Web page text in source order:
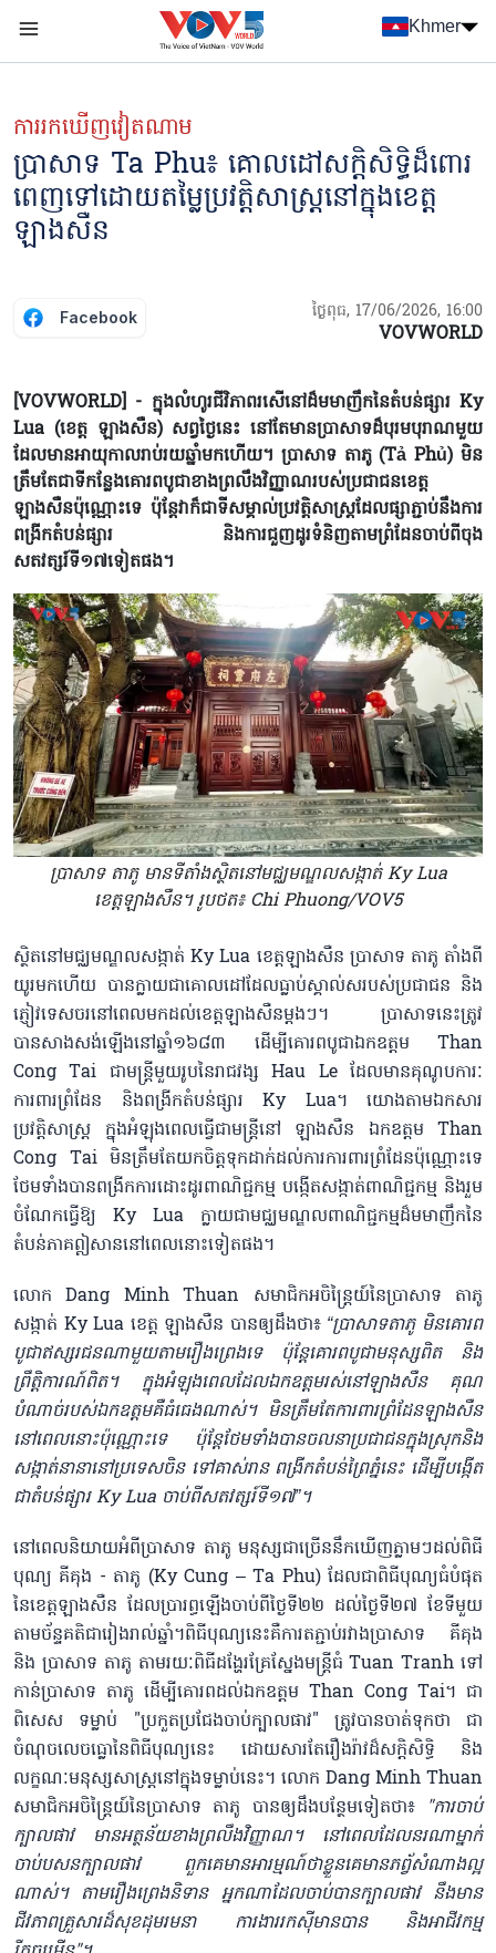
Nhảy đến nội dung
Khmer
ការរកឃើញវៀតណាម
ប្រាសាទ Ta Phu៖ គោលដៅសក្តិសិទ្ធិដ៏ពោរ
ពេញទៅដោយតម្លៃប្រវត្តិសាស្ត្រនៅក្នុងខេត្ត​
ឡាងសឺន
Facebook ថ្ងៃពុធ, 17/06/2026, 16:00
VOVWORLD
[VOVWORLD] - ក្នុងលំហូរជីវិភាពរសើនៅដ៏មមាញឹកនៃតំបន់ផ្សារ Ky
Lua (ខេត្ត ឡាងសឺន) សព្វថ្ងៃនេះ នៅតែមានប្រាសាទដ៏បុរមបុរាណមួយ
ដែលមានអាយុកាលរាប់រយឆ្នាំមកហើយ។ ប្រាសាទ តាភូ​ (Tả Phủ) មិន
ត្រឹមតែជាទីកន្លែងគោរពបូជាខាងព្រលឹងវិញ្ញាណរបស់ប្រជាជនខេត្ត
ឡាងសឺនប៉ុណ្ណោះទេ ប៉ុន្តែវាក៏ជាទីសម្គាល់ប្រវត្តិសាស្ត្រដែលផ្សាភ្ជាប់នឹងការ
ពង្រីកតំបន់ផ្សារ និងការជួញដូរទំនិញតាមព្រំដែនចាប់ពីចុង
សតវត្សរ៍ទី១៧ទៀតផង។
ប្រាសាទ តាភូ មានទីតាំង​ស្ថិតនៅមជ្ឈមណ្ឌលសង្កាត់ Ky Lua
ខេត្តឡាងសឺន។ រូបថត៖ Chi Phuong/VOV5
ស្ថិតនៅមជ្ឈមណ្ឌលសង្កាត់ Ky Lua ខេត្តឡាងសឺន ប្រាសាទ តាភូ តាំងពី
យូរមកហើយ បានក្លាយជាគោលដៅដែលធ្លាប់ស្គាល់សរបស់ប្រជាជន និង
ភ្ញៀវទេសចរនៅពេលមកដល់ខេត្តឡាងសឺនម្ដងៗ។ ប្រាសាទនេះត្រូវ
បានសាងសង់ឡើងនៅឆ្នាំ១៦៨៣ ដើម្បីគោរពបូជាឯកឧត្តម Than
Cong Tai ជាមន្ត្រីមួយរូបនៃរាជវង្ស Hau Le ដែលមានគុណូបការៈ
ការពារព្រំដែន និងពង្រីកតំបន់ផ្សារ​ Ky Lua។ យោងតាមឯកសារ
ប្រវត្តិសាស្ត្រ ក្នុងអំឡុងពេលធ្វើជាមន្ត្រីនៅ ឡាងសឺន ឯកឧត្តម Than
Cong Tai មិនត្រឹមតែយកចិត្តទុកដាក់ដល់ការការពារព្រំដែនប៉ុណ្ណោះទេ
ថែមទាំងបានពង្រីកការដោះដូរពាណិជ្ជកម្ម បង្កើតសង្កាត់ពាណិជ្ជកម្ម និងរួម
ចំណែកធ្វើឱ្យ Ky Lua ក្លាយជាមជ្ឈមណ្ឌលពាណិជ្ជកម្មដ៏មមាញឹកនៃ
តំបន់ភាគឦសាននៅពេលនោះទៀតផង។
លោក Dang Minh Thuan សមាជិកអចិន្ត្រៃយ៍នៃប្រាសាទ តាភូ
សង្កាត់ Ky Lua ខេត្ត ឡាងសឺន បានឲ្យដឹងថា៖ “ប្រាសាទតាភូ មិនគោរព
បូជាឥស្សរជនណាមួយតាមរឿងព្រេងទេ ប៉ុន្តែគោរពបូជាមនុស្សពិត និង
ព្រឹត្តិការណ៍ពិត។ ក្នុងអំឡុងពេលដែលឯកឧត្តមរស់នៅឡាងសឺន គុណ
បំណាច់របស់ឯកឧត្តមគឺធំធេងណាស់។ មិនត្រឹមតែការពារព្រំដែនឡាងសឺន
នៅពេលនោះប៉ុណ្ណោះទេ ប៉ុន្តែថែមទាំងបានចលនាប្រជាជនក្នុងស្រុកនិង
សង្កាត់នានានៅប្រទេសចិន ទៅគាស់រាន ពង្រីកតំបន់ព្រៃភ្នំនេះ ដើម្បីបង្កើត
ជាតំបន់ផ្សារ Ky Lua ចាប់ពីសតវត្សរ៍ទី១៧”។
នៅពេលនិយាយអំពីប្រាសាទ តាភូ មនុស្សជាច្រើននឹកឃើញភ្លាមៗដល់ពិធី
បុណ្យ គីគុង​ - តាភូ (Ky Cung – Ta Phu) ដែលជាពិធីបុណ្យធំបំផុត
នៃខេត្តឡាងសឺន ដែលប្រារព្ធឡើងចាប់ពីថ្ងៃទី២២ ដល់ថ្ងៃទី២៧ ខែទីមួយ
តាមច័ន្ទគតិជារៀងរាល់ឆ្នាំ។ពិធីបុណ្យនេះគឺការតភ្ជាប់រវាងប្រាសាទ គីគុង
និង ប្រាសាទ តាភូ តាមរយៈពិធីដង្ហែរគ្រែស្នែងមន្ត្រីធំ Tuan Tranh ទៅ
កាន់ប្រាសាទ តាភូ ដើម្បីគោរពដល់ឯកឧត្តម Than Cong Tai។ ជា
ពិសេស ទម្លាប់ "ប្រកួតប្រជែងចាប់ក្បាលផាវ" ត្រូវបានចាត់ទុកថា ជា
ចំណុចលេចធ្លោនៃពិធីបុណ្យនេះ ដោយសារតែរឿងរ៉ាវដ៏សក្តិសិទ្ធិ និង
លក្ខណៈ​មនុស្សសាស្ត្រនៅក្នុងទម្លាប់នេះ។ លោក Dang Minh Thuan
សមាជិកអចិន្ត្រៃយ៍នៃប្រាសាទ តាភូ បានឲ្យដឹងបន្ថែមទៀតថា៖ "ការចាប់
ក្បាលផាវ មានអត្ថន័យខាងព្រលឹងវិញ្ញាណ។ នៅពេលដែលនរណាម្នាក់
ចាប់បសន​ក្បាលផាវ ពួកគេមានអារម្មណ៍ថាខ្លួនគេ​មានភព្វ័សំណាងល្អ
ណាស់។ តាមរឿងព្រេងនិទាន អ្នកណាដែលចាប់បានក្បាលផាវ នឹងមាន
ជីវភាពគ្រួសារដ៏សុខដុមរមនា ការងាររកស៊ីមានបាន និងអាជីវកម្ម